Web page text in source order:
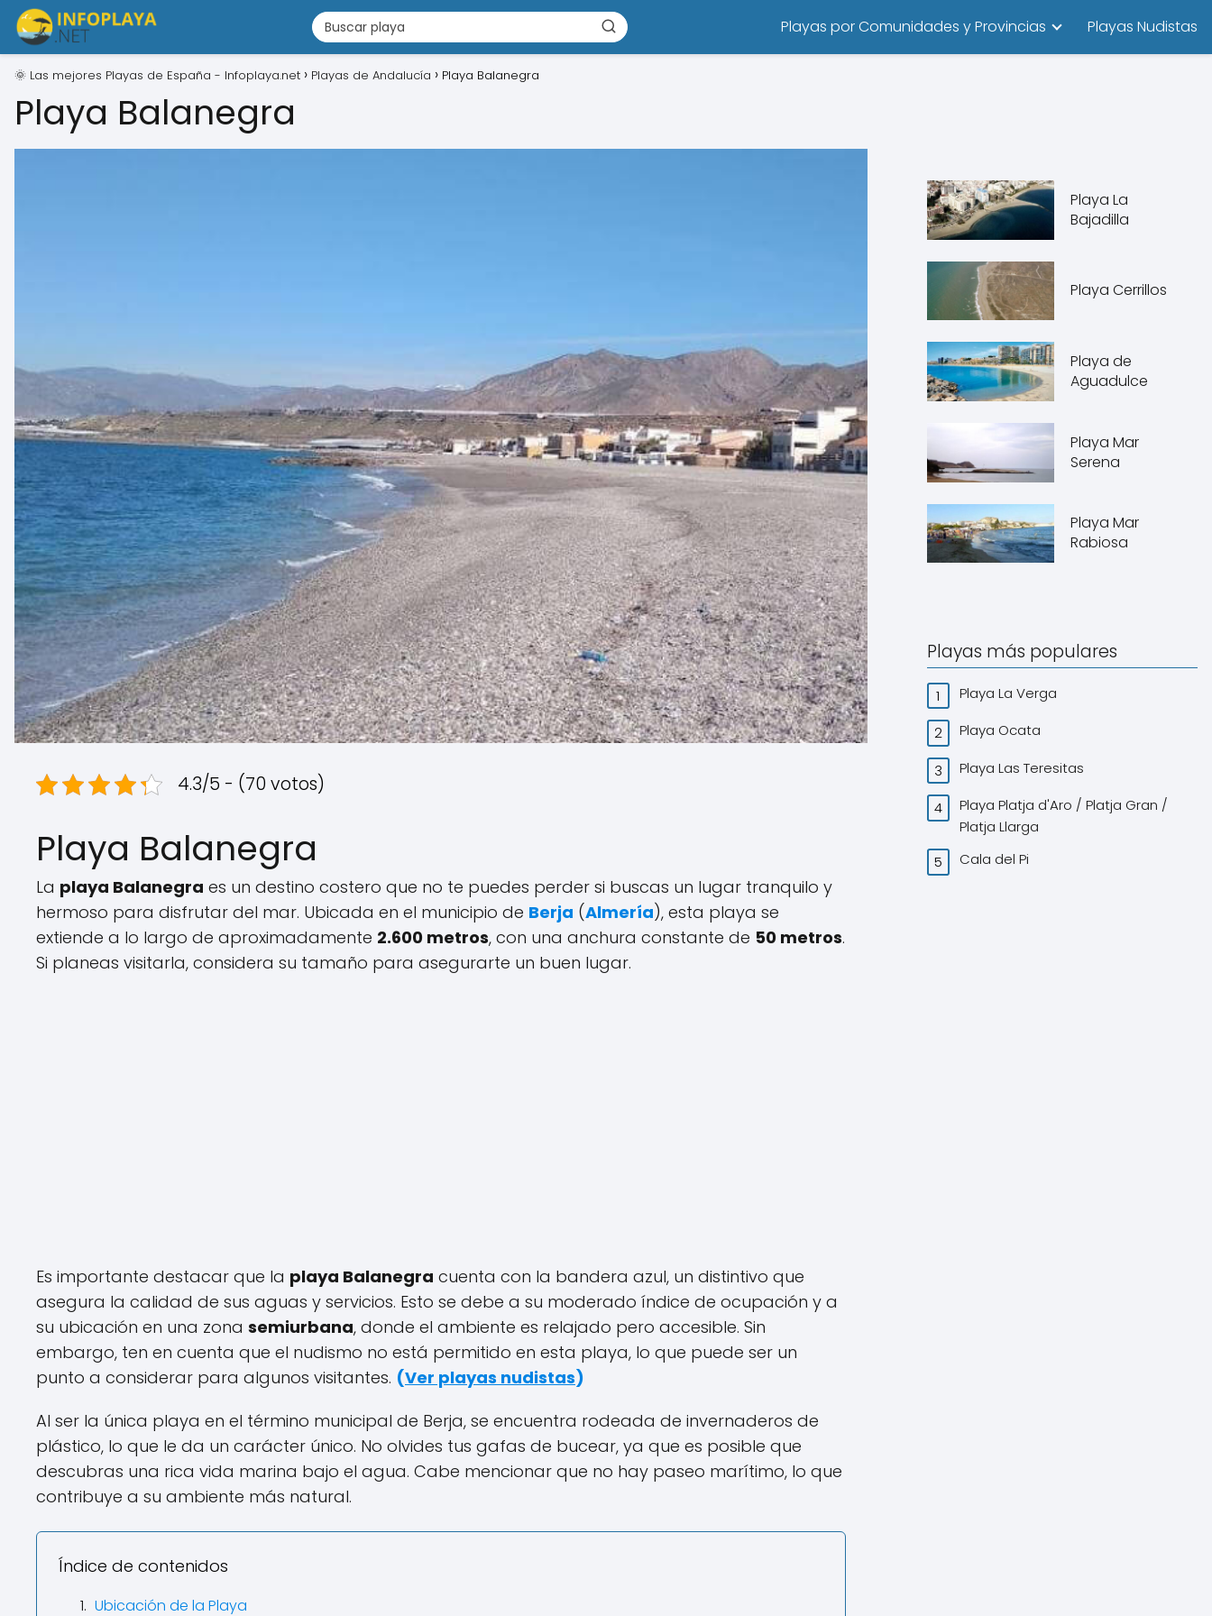
Playas por Comunidades y Provincias Playas Nudistas
🌞 Las mejores Playas de España - Infoplaya.net Playas de Andalucía Playa Balanegra
Playa Balanegra
4.3/5 - (70 votos)
Playa Balanegra
La playa Balanegra es un destino costero que no te puedes perder si buscas un lugar tranquilo y
hermoso para disfrutar del mar. Ubicada en el municipio de Berja (Almería), esta playa se
extiende a lo largo de aproximadamente 2.600 metros, con una anchura constante de 50 metros.
Si planeas visitarla, considera su tamaño para asegurarte un buen lugar.
Es importante destacar que la playa Balanegra cuenta con la bandera azul, un distintivo que
asegura la calidad de sus aguas y servicios. Esto se debe a su moderado índice de ocupación y a
su ubicación en una zona semiurbana, donde el ambiente es relajado pero accesible. Sin
embargo, ten en cuenta que el nudismo no está permitido en esta playa, lo que puede ser un
punto a considerar para algunos visitantes. (Ver playas nudistas)
Al ser la única playa en el término municipal de Berja, se encuentra rodeada de invernaderos de
plástico, lo que le da un carácter único. No olvides tus gafas de bucear, ya que es posible que
descubras una rica vida marina bajo el agua. Cabe mencionar que no hay paseo marítimo, lo que
contribuye a su ambiente más natural.
Índice de contenidos
Ubicación de la Playa
Playa La
Bajadilla
Playa Cerrillos
Playa de
Aguadulce
Playa Mar
Serena
Playa Mar
Rabiosa
Playas más populares
Playa La Verga
Playa Ocata
Playa Las Teresitas
Playa Platja d'Aro / Platja Gran /
Platja Llarga
Cala del Pi